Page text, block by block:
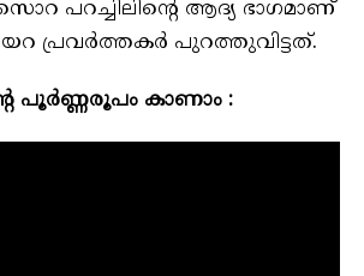
പറച്ചിലിന്റെ ആദ്യ ഭാഗമാണ്
പ്രവർത്തകർ പുറത്തുവിട്ടത്.
പൂർണ്ണരൂപം കാണാം :